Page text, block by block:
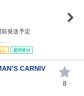
発送予定
し 質問受付
CARNIV
8